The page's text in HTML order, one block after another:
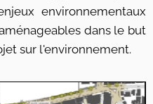
environnementaux
dans le but
sur l'environnement.